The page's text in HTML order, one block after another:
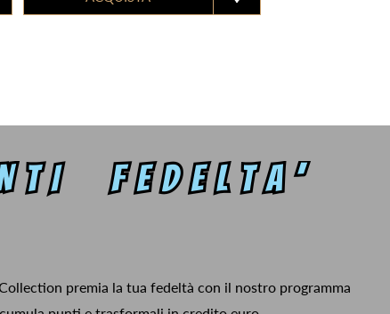
premia la tua fedeltà con il nostro programma